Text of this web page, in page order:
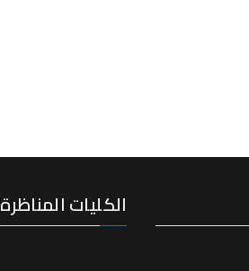
الكليات المناظرة